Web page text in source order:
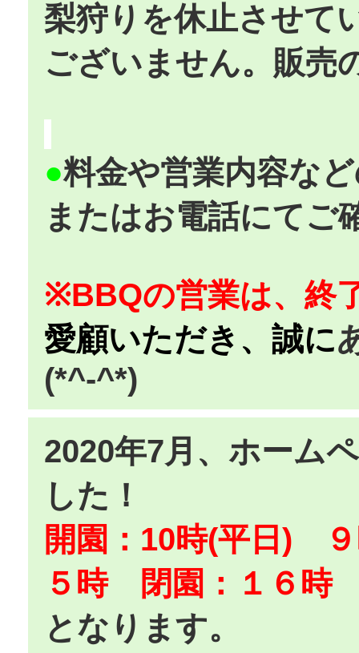
梨狩りを休止させて
ございません。販売
●料金や営業内容な
またはお電話にてご
※BBQの営業は、終
愛顧いただき、誠に
(*^-^*)
2020年7月、ホーム
した！
開園：10時(平日)
５時 閉園： １６時
となります。